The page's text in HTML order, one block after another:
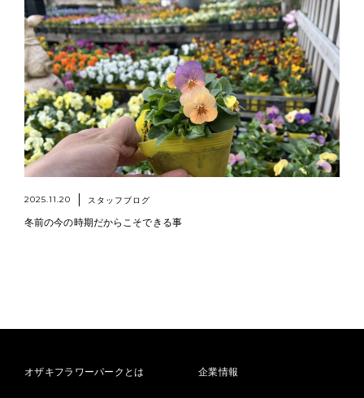
2025.11.20 スタッフブログ
冬前の今の時期だからこそできる事
オザキフラワーパークとは 企業情報